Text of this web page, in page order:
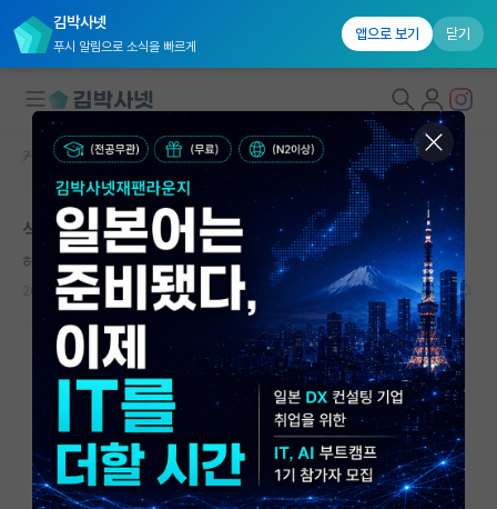
김박사넷
푸시 알림으로 소식을 빠르게
앱으로 보기 닫기
대학원생 모집
국내대학원 정보
연구실&오픈랩
커뮤니티
커뮤니티 홈
전체글보기
베스트 게시판
IF 명예의전당
커뮤니티 홈 자유 게시판(아무개랩)
석사 2학기 차인데 머리가 안돌아가요
허탈한 게오르크 헤겔
2024.10.24 8 3524